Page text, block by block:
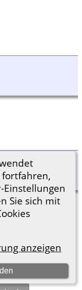
fortfahren,
Einstellungen
Sie sich mit
anzeigen
© 2001-2026.